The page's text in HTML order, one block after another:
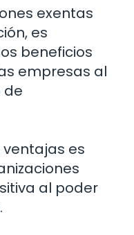
exentas
es
beneficios
empresas al
de
es
al poder